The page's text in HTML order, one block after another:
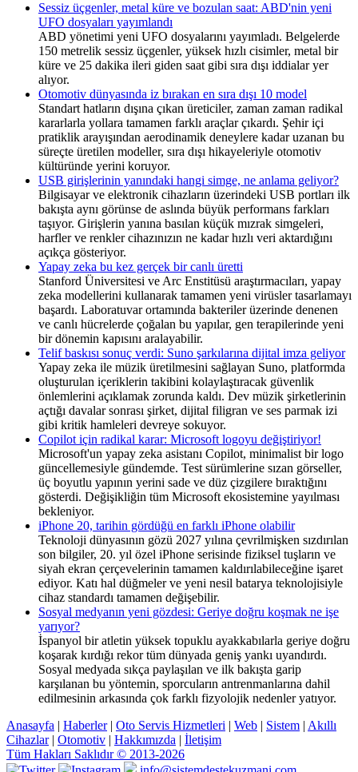
Sessiz üçgenler, metal küre ve bozulan saat: ABD'nin yeni
UFO dosyaları yayımlandı
ABD yönetimi yeni UFO dosyalarını yayımladı. Belgelerde
150 metrelik sessiz üçgenler, yüksek hızlı cisimler, metal bir
küre ve 25 dakika ileri giden saat gibi sıra dışı iddialar yer
alıyor.
Otomotiv dünyasında iz bırakan en sıra dışı 10 model
Standart hatların dışına çıkan üreticiler, zaman zaman radikal
kararlarla yollara tamamen farklı araçlar çıkardı. Şehir içi
pratiklik arayışından aerodinamik deneylere kadar uzanan bu
süreçte üretilen modeller, sıra dışı hikayeleriyle otomotiv
kültüründe yerini koruyor.
USB girişlerinin yanındaki hangi simge, ne anlama geliyor?
Bilgisayar ve elektronik cihazların üzerindeki USB portları ilk
bakışta aynı görünse de aslında büyük performans farkları
taşıyor. Girişlerin yanına basılan küçük mızrak simgeleri,
harfler ve renkler cihazınızın ne kadar hızlı veri aktardığını
açıkça gösteriyor.
Yapay zeka bu kez gerçek bir canlı üretti
Stanford Üniversitesi ve Arc Enstitüsü araştırmacıları, yapay
zeka modellerini kullanarak tamamen yeni virüsler tasarlamayı
başardı. Laboratuvar ortamında bakteriler üzerinde denenen
ve canlı hücrelerde çoğalan bu yapılar, gen terapilerinde yeni
bir dönemin kapısını aralayabilir.
Telif baskısı sonuç verdi: Suno şarkılarına dijital imza geliyor
Yapay zeka ile müzik üretilmesini sağlayan Suno, platformda
oluşturulan içeriklerin takibini kolaylaştıracak güvenlik
önlemlerini açıklamak zorunda kaldı. Dev müzik şirketlerinin
açtığı davalar sonrası şirket, dijital filigran ve ses parmak izi
gibi kritik hamleleri devreye sokuyor.
Copilot için radikal karar: Microsoft logoyu değiştiriyor!
Microsoft'un yapay zeka asistanı Copilot, minimalist bir logo
güncellemesiyle gündemde. Test sürümlerine sızan görseller,
üç boyutlu yapının yerini sade ve düz çizgilere bıraktığını
gösterdi. Değişikliğin tüm Microsoft ekosistemine yayılması
bekleniyor.
iPhone 20, tarihin gördüğü en farklı iPhone olabilir
Teknoloji dünyasının gözü 2027 yılına çevrilmişken sızdırılan
son bilgiler, 20. yıl özel iPhone serisinde fiziksel tuşların ve
siyah ekran çerçevelerinin tamamen kaldırılabileceğine işaret
ediyor. Katı hal düğmeler ve yeni nesil batarya teknolojisiyle
cihaz standardı tamamen değişebilir.
Sosyal medyanın yeni gözdesi: Geriye doğru koşmak ne işe
yarıyor?
İspanyol bir atletin yüksek topuklu ayakkabılarla geriye doğru
koşarak kırdığı rekor tüm dünyada geniş yankı uyandırdı.
Sosyal medyada sıkça paylaşılan ve ilk bakışta garip
karşılanan bu yöntemin, sporcuların antrenmanlarına dahil
edilmesinin arkasında çok farklı fizyolojik nedenler yatıyor.
Anasayfa | Haberler| Oto Servis Hizmetleri | Web | Sistem | Akıllı
Cihazlar| Otomotiv | Hakkımızda | İletişim
Tüm Hakları Saklıdır © 2013-2026